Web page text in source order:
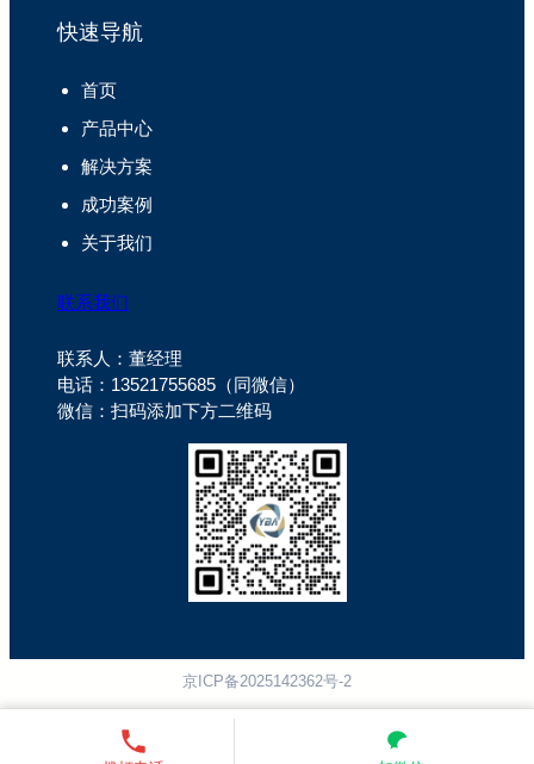
快速导航
首页
产品中心
解决方案
成功案例
关于我们
联系我们
联系人：董经理
电话：13521755685（同微信）
微信：扫码添加下方二维码
京ICP备2025142362号-2